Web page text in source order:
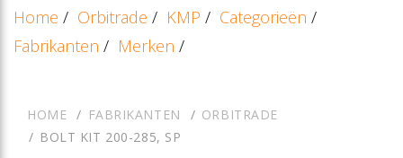
Home / Orbitrade / KMP / Categorieën /
Fabrikanten / Merken /
HOME FABRIKANTEN
ORBITRADE
BOLT KIT 200-285, SP